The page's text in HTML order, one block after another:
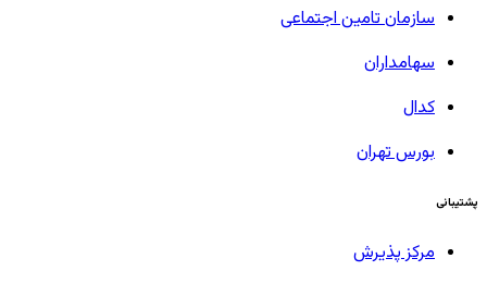
سازمان تامین اجتماعی
سهامداران
کدال
بورس تهران
پشتیبانی
مرکز پذیرش